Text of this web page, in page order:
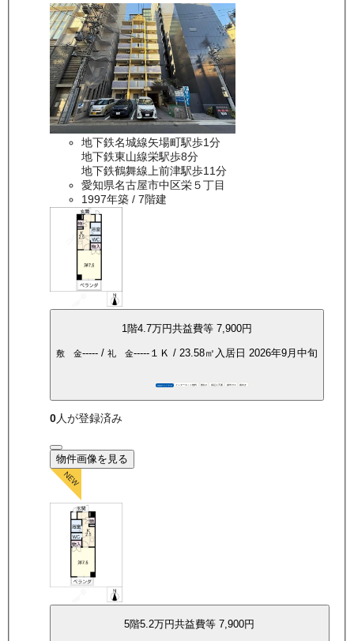
地下鉄名城線矢場町駅歩1分
地下鉄東山線栄駅歩8分
地下鉄鶴舞線上前津駅歩11分
愛知県名古屋市中区栄５丁目
1997年築/ 7階建
1 階4.7万円共益費等 7,900円
敷 金-----/ 礼 金-----１Ｋ / 23.58㎡ 入居日 2026年9月中旬
360°パノラマ インターネット無料 敷礼0 保証人不要 都市ガス 南向き
0人が登録済み
物件画像を見る
5階5.2万円共益費等 7,900円